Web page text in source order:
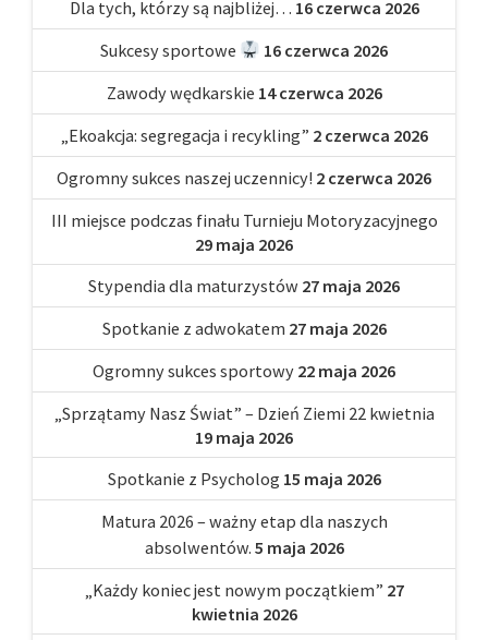
Dla tych, którzy są najbliżej… 16 czerwca 2026
Sukcesy sportowe
16 czerwca 2026
Zawody wędkarskie 14 czerwca 2026
„Ekoakcja: segregacja i recykling” 2 czerwca 2026
Ogromny sukces naszej uczennicy! 2 czerwca 2026
III miejsce podczas finału Turnieju Motoryzacyjnego
29 maja 2026
Stypendia dla maturzystów 27 maja 2026
Spotkanie z adwokatem 27 maja 2026
Ogromny sukces sportowy 22 maja 2026
„Sprzątamy Nasz Świat” – Dzień Ziemi 22 kwietnia
19 maja 2026
Spotkanie z Psycholog 15 maja 2026
Matura 2026 – ważny etap dla naszych
absolwentów. 5 maja 2026
„Każdy koniec jest nowym początkiem” 27
kwietnia 2026